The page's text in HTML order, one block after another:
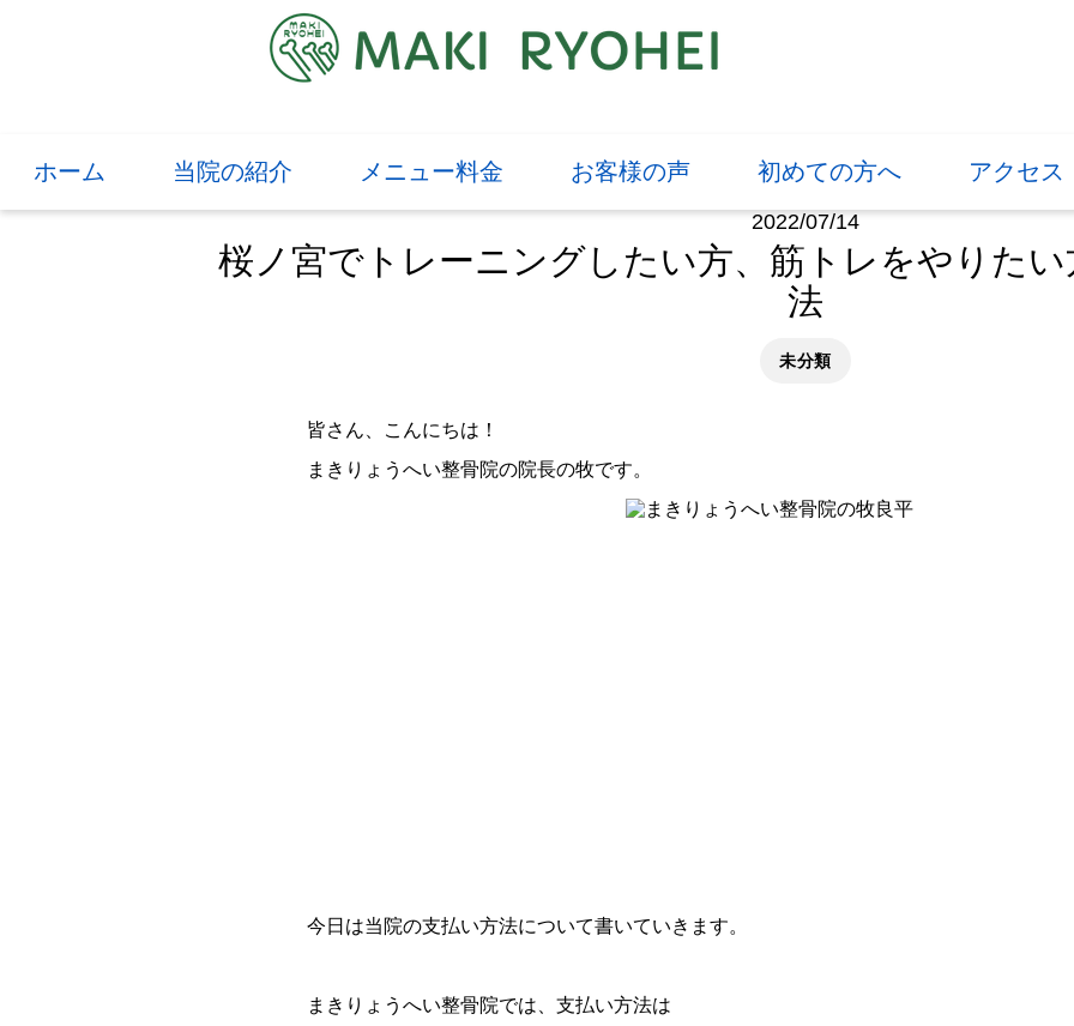
ホーム 当院の紹介 メニュー料金 お客様の声 初めての方へ アクセス
2022/07/14
桜ノ宮でトレーニングしたい方、筋トレをやりた
法
未分類
皆さん、こんにちは！
まきりょうへい整骨院の院長の牧です。
今日は当院の支払い方法について書いていきます。
まきりょうへい整骨院では、支払い方法は